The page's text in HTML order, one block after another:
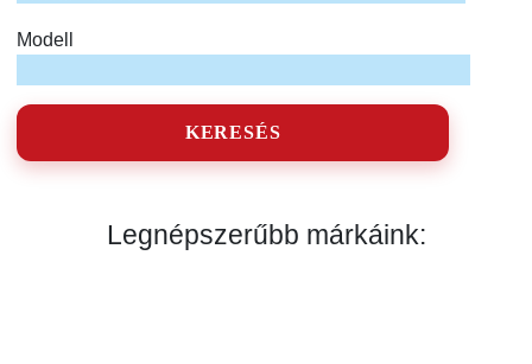
Modell
KERESÉS
Legnépszerűbb márkáink: